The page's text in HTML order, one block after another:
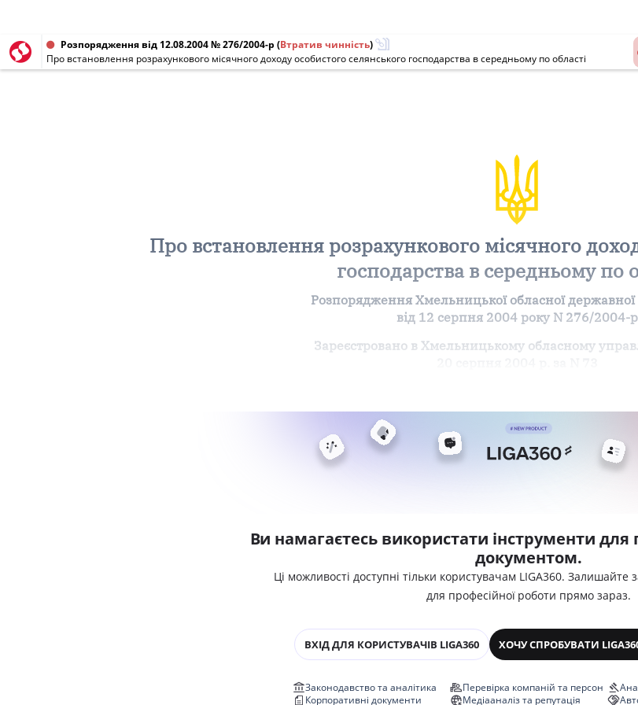
Розпорядження від 12.08.2004 № 276/2004-р (Втратив чинність)
Про встановлення розрахункового місячного доходу особистого селянського господарства в середньому по області
Про встановлення розрахункового місячного
господарства в середньому по
Розпорядження Хмельницької обласної державної
від 12 серпня 2004 року N 276/2004-р
Зареєстровано в Хмельницькому обласному
Ви намагаєтесь використати інструменти для
документом.
Ці можливості доступні тільки користувачам LIGA360. Залишайте
для професійної роботи прямо зараз.
ВХІД ДЛЯ КОРИСТУВАЧІВ LIGA360 ХОЧУ СПРОБУВАТИ
Законодавство та аналітика
Корпоративні документи
Перевірка компаній та персон
Медіааналіз та репутація